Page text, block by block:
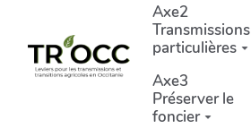
Axe2
Transmissions
particulières
Axe3
Préserver le
foncier